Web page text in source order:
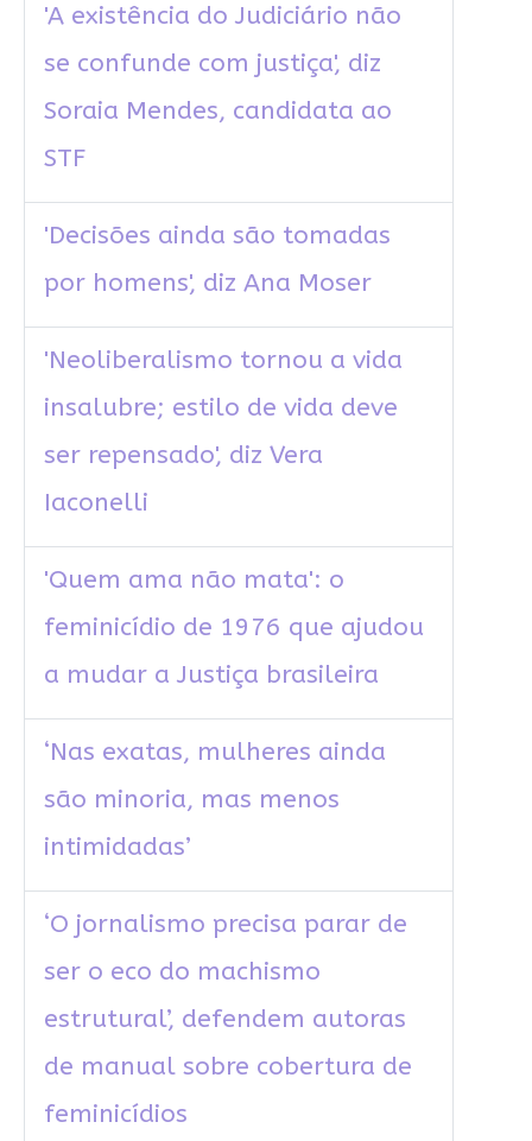
'A existência do Judiciário não
se confunde com justiça', diz
Soraia Mendes, candidata ao
STF
'Decisões ainda são tomadas
por homens', diz Ana Moser
'Neoliberalismo tornou a vida
insalubre; estilo de vida deve
ser repensado', diz Vera
Iaconelli
'Quem ama não mata': o
feminicídio de 1976 que ajudou
a mudar a Justiça brasileira
‘Nas exatas, mulheres ainda
são minoria, mas menos
intimidadas’
‘O jornalismo precisa parar de
ser o eco do machismo
estrutural’, defendem autoras
de manual sobre cobertura de
feminicídios